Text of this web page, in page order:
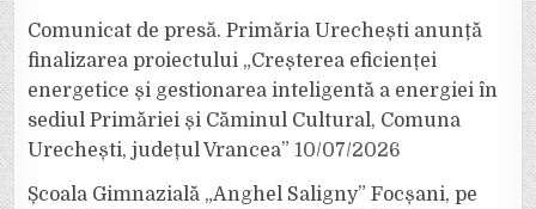
Comunicat de presă. Primăria Urechești anunță
finalizarea proiectului „Creșterea eficienței
energetice și gestionarea inteligentă a energiei în
sediul Primăriei și Căminul Cultural, Comuna
Urechești, județul Vrancea” 10/07/2026
Școala Gimnazială „Anghel Saligny” Focșani, pe